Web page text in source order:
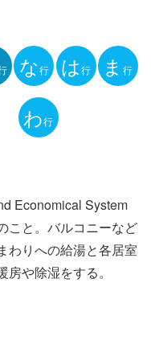
な行 は行 ま行
わ行
Economical System
こと。バルコニーなど
わりへの給湯と各居室
や除湿をする。